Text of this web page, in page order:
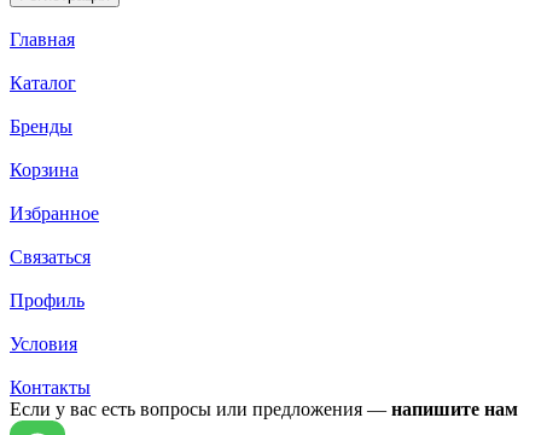
Главная
Каталог
Бренды
Корзина
Избранное
Связаться
Профиль
Условия
Контакты
Если у вас есть вопросы или предложения — напишите нам